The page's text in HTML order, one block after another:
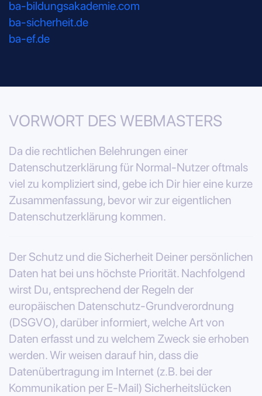
ba-bildungsakademie.com
ba-sicherheit.de
ba-ef.de
VORWORT DES WEBMASTERS
Da die rechtlichen Belehrungen einer
Datenschutzerklärung für Normal-Nutzer oftmals
viel zu kompliziert sind, gebe ich Dir hier eine kurze
Zusammenfassung, bevor wir zur eigentlichen
Datenschutzerklärung kommen.
Der Schutz und die Sicherheit Deiner persönlichen
Daten hat bei uns höchste Priorität. Nachfolgend
wirst Du, entsprechend der Regeln der
europäischen Datenschutz-Grundverordnung
(DSGVO), darüber informiert, welche Art von
Daten erfasst und zu welchem Zweck sie erhoben
werden. Wir weisen darauf hin, dass die
Datenübertragung im Internet (z.B. bei der
Kommunikation per E-Mail) Sicherheitslücken